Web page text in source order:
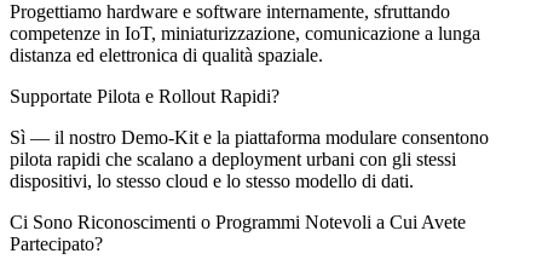
Progettiamo hardware e software internamente, sfruttando
competenze in IoT, miniaturizzazione, comunicazione a lunga
distanza ed elettronica di qualità spaziale.
Supportate Pilota e Rollout Rapidi?
Sì — il nostro Demo-Kit e la piattaforma modulare consentono
pilota rapidi che scalano a deployment urbani con gli stessi
dispositivi, lo stesso cloud e lo stesso modello di dati.
Ci Sono Riconoscimenti o Programmi Notevoli a Cui Avete
Partecipato?